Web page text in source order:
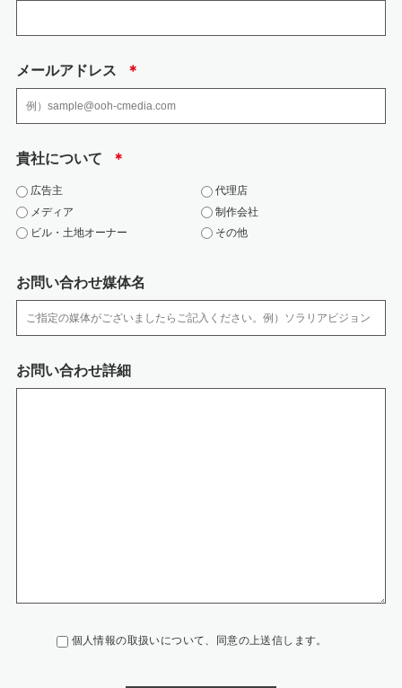
部署や外部の者 による公平な立場からの内部監査を定期的に実施していま
・ 各個人情報を取扱う従業者を制限しています。
(2) 人的安全管理措置
施しております。 ・ 従業者から、秘密保持に関する誓約を得ています。
・ 取扱い担当者以外の従業者や他の権限を有しない者による個人情報の間覧
を防止するた め、取り扱う区域を限定しています。
・ 個人情報を取扱う区域において、従業者の入退出管理及び持ち込む機器等
に保管しています。
・ 個人情報の移送時は、以下の対策をとっております。
メールアドレス ＊
貴社について ＊
広告主
代理店
メディア
制作会社
ビル・土地オーナー
その他
お問い合わせ媒体名
お問い合わせ詳細
個人情報の取扱いについて、同意の上送信します。